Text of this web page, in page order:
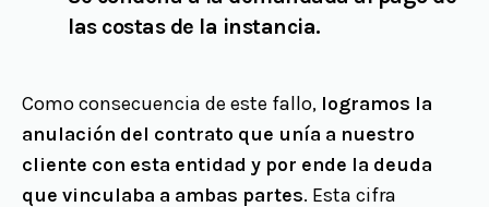
las costas de la instancia.
Como consecuencia de este fallo, logramos la
anulación del contrato que unía a nuestro
cliente con esta entidad y por ende la deuda
que vinculaba a ambas partes. Esta cifra